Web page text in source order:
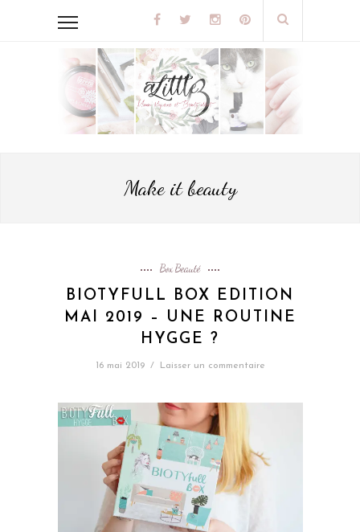
Make it beauty
Box Beauté
BIOTYFULL BOX EDITION
MAI 2019 – UNE ROUTINE
HYGGE ?
16 mai 2019 / Laisser un commentaire